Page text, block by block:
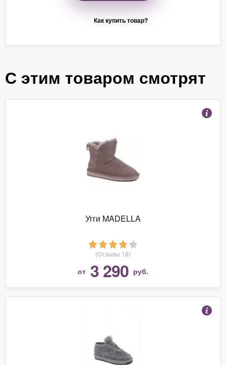
Как купить товар?
С этим товаром смотрят
Угги MADELLA
(Отзывы 18)
от 3 290 руб.